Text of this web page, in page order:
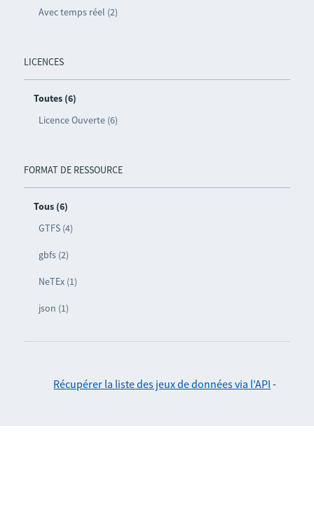
Avec temps réel (2)
LICENCES
Toutes (6)
Licence Ouverte (6)
FORMAT DE RESSOURCE
Tous (6)
GTFS (4)
gbfs (2)
NeTEx (1)
json (1)
Récupérer la liste des jeux de données via l'API -